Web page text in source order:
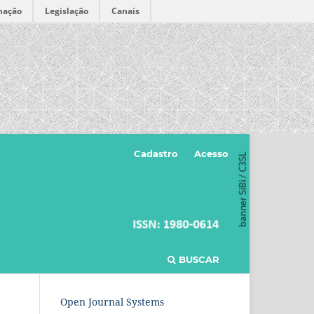
Legislação Canais
BUSCAR
Cadastro Acesso
Open Journal Systems